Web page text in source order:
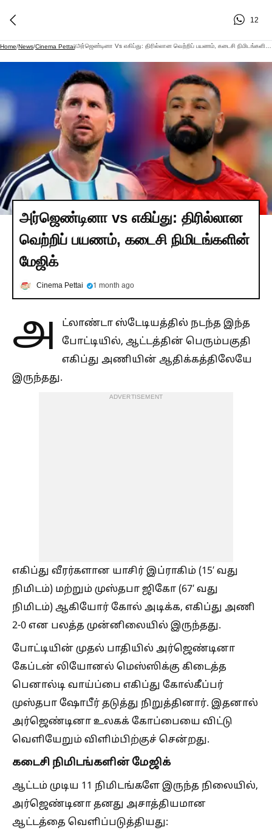
12
Home/News/Cinema Pettai/
அர்ஜெண்டினா vs எகிப்து: திரில்லான
வெற்றிப் பயணம், கடைசி நிமிடங்களின்
மேஜிக்
Cinema Pettai 1 month ago
அ
ட்லாண்டா ஸ்டேடியத்தில் நடந்த இந்த
போட்டியில், ஆட்டத்தின் பெரும்பகுதி
எகிப்து அணியின் ஆதிக்கத்திலேயே
இருந்தது.
ADVERTISEMENT
எகிப்து வீரர்களான யாசிர் இப்ராகிம் (15′ வது
நிமிடம்) மற்றும் முஸ்தபா ஜிகோ (67′ வது
நிமிடம்) ஆகியோர் கோல் அடிக்க, எகிப்து அணி
2-0 என பலத்த முன்னிலையில் இருந்தது.
போட்டியின் முதல் பாதியில் அர்ஜெண்டினா
கேப்டன் லியோனல் மெஸ்ஸிக்கு கிடைத்த
பெனால்டி வாய்ப்பை எகிப்து கோல்கீப்பர்
முஸ்தபா ஷோபீர் தடுத்து நிறுத்தினார். இதனால்
அர்ஜெண்டினா உலகக் கோப்பையை விட்டு
வெளியேறும் விளிம்பிற்குச் சென்றது.
கடைசி நிமிடங்களின் மேஜிக்
ஆட்டம் முடிய 11 நிமிடங்களே இருந்த நிலையில்,
அர்ஜெண்டினா தனது அசாத்தியமான
ஆட்டத்தை வெளிப்படுத்தியது: